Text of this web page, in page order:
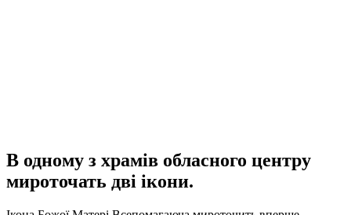
В одному з храмів обласного центру
мироточать дві ікони.